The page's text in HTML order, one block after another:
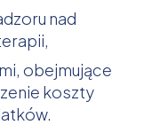
nad
obejmujące
koszty